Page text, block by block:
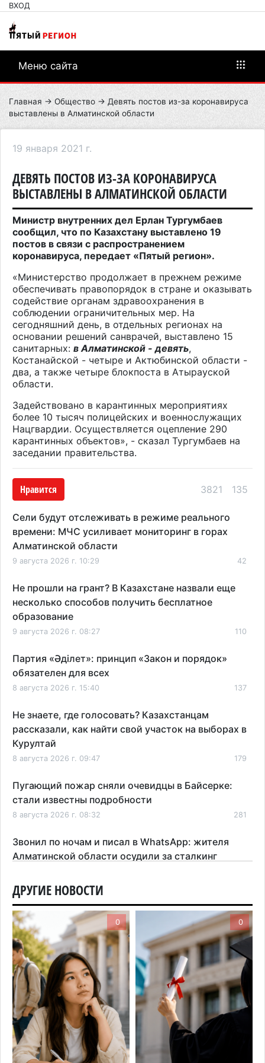
ВХОД
Меню сайта
Главная → Общество → Девять постов из-за коронавируса
выставлены в Алматинской области
19 января 2021 г.
ДЕВЯТЬ ПОСТОВ ИЗ-ЗА КОРОНАВИРУСА
ВЫСТАВЛЕНЫ В АЛМАТИНСКОЙ ОБЛАСТИ
Министр внутренних дел Ерлан Тургумбаев
сообщил, что по Казахстану выставлено 19
постов в связи с распространением
коронавируса, передает «Пятый регион».
«Министерство продолжает в прежнем режиме
обеспечивать правопорядок в стране и оказывать
содействие органам здравоохранения в
соблюдении ограничительных мер. На
сегодняшний день, в отдельных регионах на
основании решений санврачей, выставлено 15
санитарных: в Алматинской - девять,
Костанайской - четыре и Актюбинской области -
два, а также четыре блокпоста в Атырауской
области.
Задействовано в карантинных мероприятиях
более 10 тысяч полицейских и военнослужащих
Нацгвардии. Осуществляется оцепление 290
карантинных объектов», - сказал Тургумбаев на
заседании правительства.
Нравится 3821 135
Сели будут отслеживать в режиме реального
времени: МЧС усиливает мониторинг в горах
Алматинской области
9 августа 2026 г. 10:29 42
Не прошли на грант? В Казахстане назвали еще
несколько способов получить бесплатное
образование
9 августа 2026 г. 08:27 110
Партия «Әділет»: принцип «Закон и порядок»
обязателен для всех
8 августа 2026 г. 15:40 137
Не знаете, где голосовать? Казахстанцам
рассказали, как найти свой участок на выборах в
Курултай
8 августа 2026 г. 09:47 179
Пугающий пожар сняли очевидцы в Байсерке:
стали известны подробности
8 августа 2026 г. 08:32 281
Звонил по ночам и писал в WhatsApp: жителя
Алматинской области осудили за сталкинг
На фоне строительного бума в Алматинской
области приостановили лицензии 149 компаний
7 августа 2026 г. 16:57 167
Казахстанские абитуриенты узнали, кто получил
образовательные гранты
7 августа 2026 г. 15:24 224
Онкопациентов в Алматинской области лечат в
морских контейнерах
7 августа 2026 г. 11:24
ДРУГИЕ НОВОСТИ
0 0